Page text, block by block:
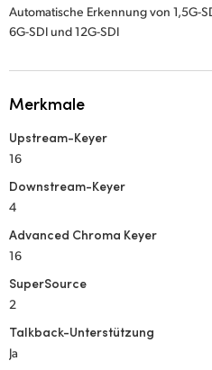
Automatische Erkennung von 1,5G-
6G-SDI und 12G-SDI
Merkmale
Upstream-Keyer
16
Downstream-Keyer
4
Advanced Chroma Keyer
16
SuperSource
2
Talkback-Unterstützung
Ja